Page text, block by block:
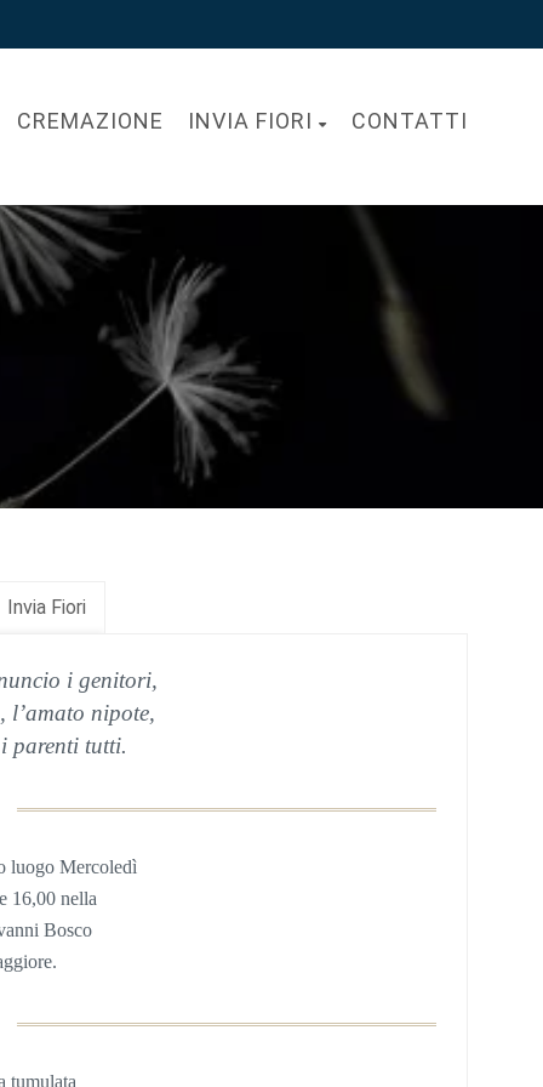
CREMAZIONE INVIA FIORI CONTATTI
Invia Fiori
i genitori,
l’amato nipote,
parenti tutti.
luogo Mercoledì
16,00 nella
Bosco
tumulata